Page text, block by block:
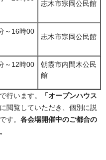
志木市宗岡公民館
～16時00
志木市宗岡公民館
～12時00
朝霞市内間木公民
館
で行います。
「オープンハウス
閲覧していただき、個別に説
す。 各会場開催中のご都合の